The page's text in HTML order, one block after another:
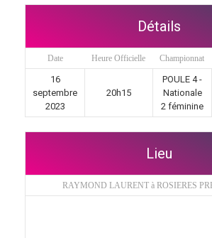
Détails
Date Heure Officielle Championnat
16
septembre
2023
20h15
POULE 4 -
Nationale
2 féminine
Lieu
RAYMOND LAURENT à ROSIERES